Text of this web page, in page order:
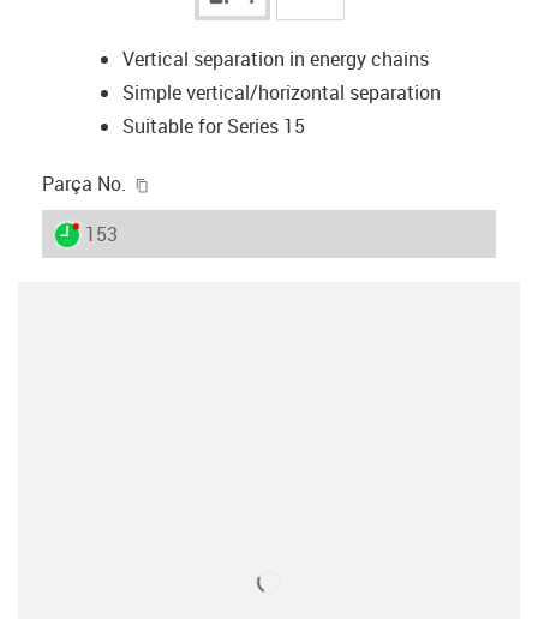
Vertical separation in energy chains
Simple vertical/horizontal separation
Suitable for Series 15
Parça No.
igus-icon-lieferzeit-dot
153